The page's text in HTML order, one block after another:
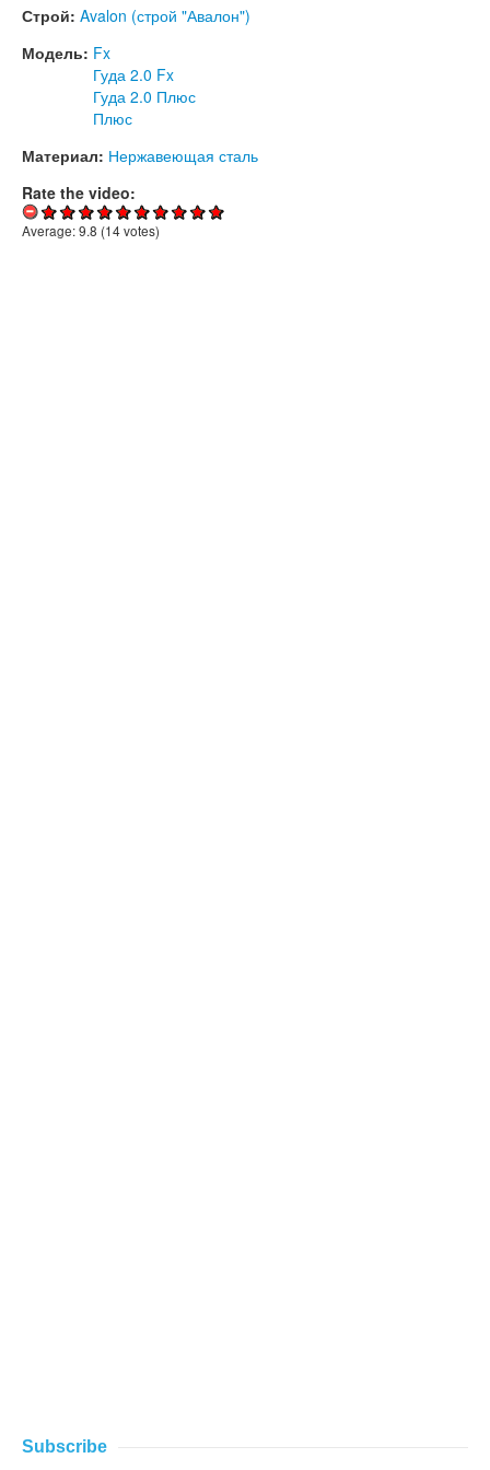
Строй: Avalon (строй "Авалон")
Модель: Fx
Гуда 2.0 Fx
Гуда 2.0 Плюс
Плюс
Материал: Нержавеющая сталь
Rate the video:
Average:9.8 (14votes)
Subscribe